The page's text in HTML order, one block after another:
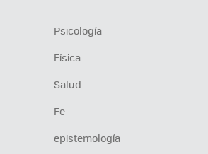
Psicología
Física
Salud
Fe
epistemología